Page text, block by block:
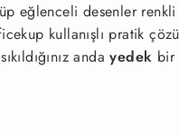
eğlenceli desenler
kullanışlı pratik
andayedek bir